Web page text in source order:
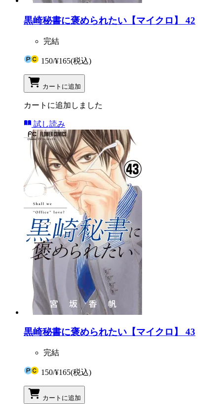
黒崎秘書に褒められたい【マイクロ】 42
完結
150/¥165(税込)
カートに追加
カートに追加しました
試し読み
黒崎秘書に褒められたい【マイクロ】 43
完結
150/¥165(税込)
カートに追加